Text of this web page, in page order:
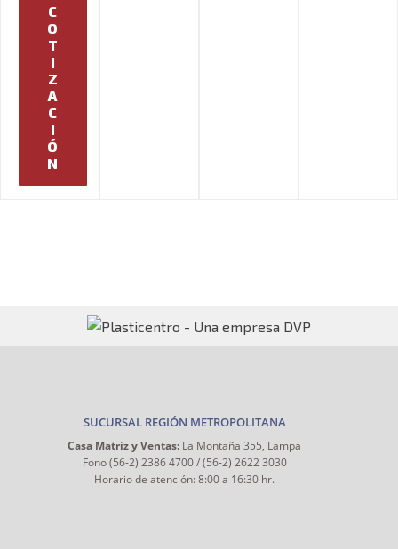
C
O
T
I
Z
A
C
I
Ó
N
SUCURSAL REGIÓN METROPOLITANA
Casa Matriz y Ventas: La Montaña 355, Lampa
Fono (56-2) 2386 4700 / (56-2) 2622 3030
Horario de atención: 8:00 a 16:30 hr.